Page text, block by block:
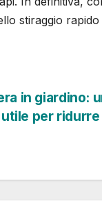
stiraggio
in giardino:
per